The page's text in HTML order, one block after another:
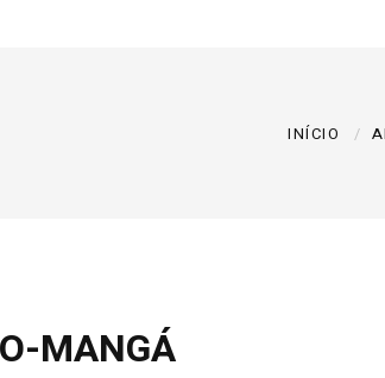
INÍCIO
MANGÁ